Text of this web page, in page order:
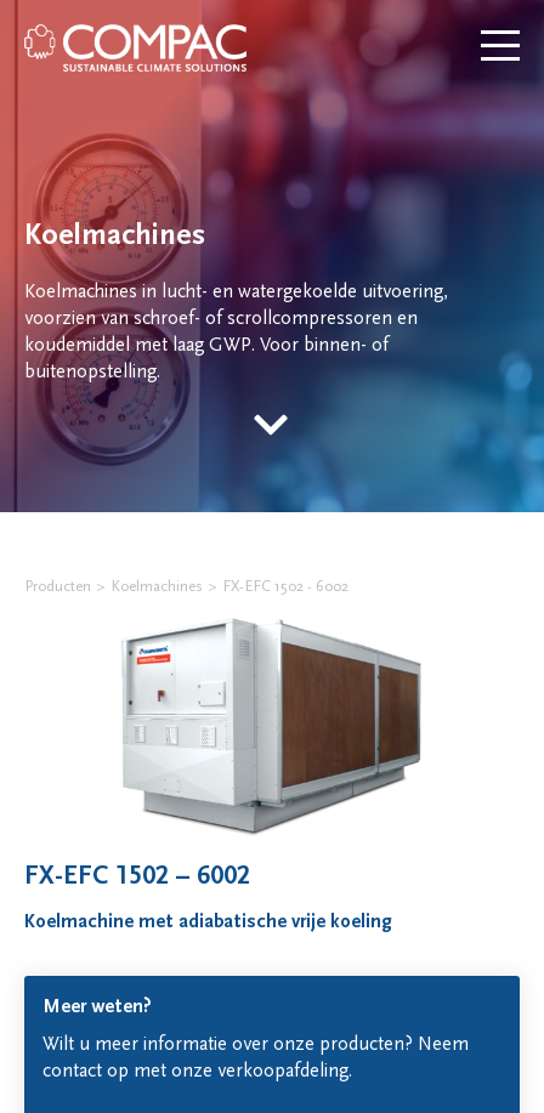
Koelmachines
Koelmachines in lucht- en watergekoelde uitvoering,
voorzien van schroef- of scrollcompressoren en
koudemiddel met laag GWP. Voor binnen- of
buitenopstelling.
Producten Koelmachines FX-EFC 1502 - 6002
FX-EFC 1502 – 6002
Koelmachine met adiabatische vrije koeling
Meer weten?
Wilt u meer informatie over onze producten? Neem
contact op met onze verkoopafdeling.